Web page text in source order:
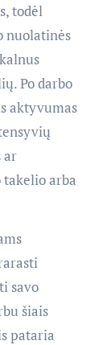
todėl
nuolatinės
Po darbo
aktyvumas
ar
arba
savo
šiais
pataria